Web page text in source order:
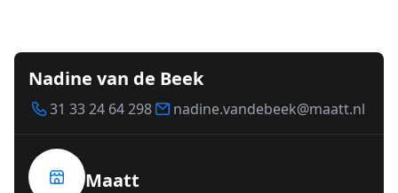
Nadine van de Beek
31 33 24 64 298 nadine.vandebeek@maatt.nl
Maatt